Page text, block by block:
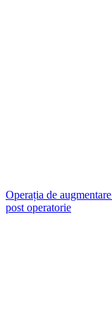
Operația de
post operatorie